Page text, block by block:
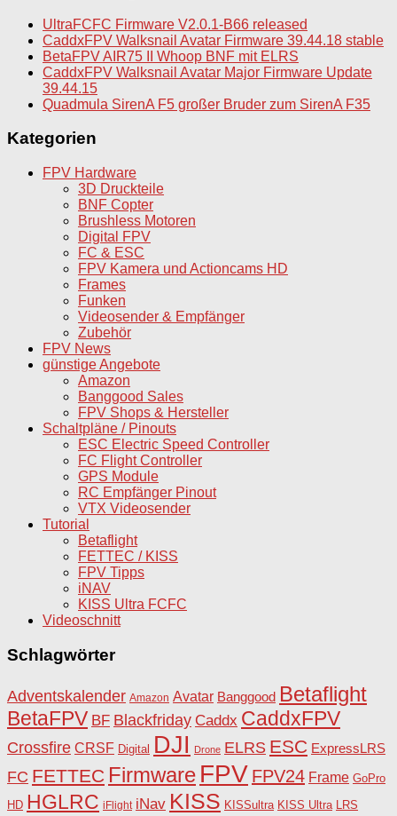
UltraFCFC Firmware V2.0.1-B66 released
CaddxFPV Walksnail Avatar Firmware 39.44.18 stable
BetaFPV AIR75 II Whoop BNF mit ELRS
CaddxFPV Walksnail Avatar Major Firmware Update
39.44.15
Quadmula SirenA F5 großer Bruder zum SirenA F35
Kategorien
FPV Hardware
3D Druckteile
BNF Copter
Brushless Motoren
Digital FPV
FC & ESC
FPV Kamera und Actioncams HD
Frames
Funken
Videosender & Empfänger
Zubehör
FPV News
günstige Angebote
Amazon
Banggood Sales
FPV Shops & Hersteller
Schaltpläne / Pinouts
ESC Electric Speed Controller
FC Flight Controller
GPS Module
RC Empfänger Pinout
VTX Videosender
Tutorial
Betaflight
FETTEC / KISS
FPV Tipps
iNAV
KISS Ultra FCFC
Videoschnitt
Schlagwörter
Adventskalender Amazon Avatar Banggood Betaflight
BetaFPV BF Blackfriday Caddx CaddxFPV
Crossfire CRSF Digital DJI Drone ELRS ESC ExpressLRS
FC FETTEC Firmware FPV FPV24 Frame GoPro
HD HGLRC iFlight iNav KISS KISSultra KISS Ultra LRS